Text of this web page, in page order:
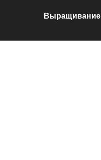
Выращивание